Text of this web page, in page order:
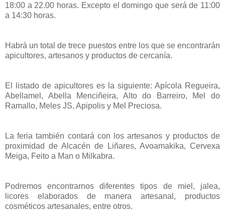
18:00 a 22.00 horas. Excepto el domingo que será de 11:00
a 14:30 horas.
Habrá un total de trece puestos entre los que se encontrarán
apicultores, artesanos y productos de cercanía.
El listado de apicultores es la siguiente: Apícola Regueira,
Abellamel, Abella Menciñeira, Alto do Barreiro, Mel do
Ramallo, Meles JS, Apipolis y Mel Preciosa.
La feria también contará con los artesanos y productos de
proximidad de Alcacén de Liñares, Avoamakika, Cervexa
Meiga, Feito a Man o Milkabra.
Podremos encontrarnos diferentes tipos de miel, jalea,
licores elaborados de manera artesanal, productos
cosméticos artesanales, entre otros.